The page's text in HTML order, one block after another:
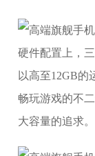
硬件配置上，
以高至12GB的
畅玩游戏的不
大容量的追求。